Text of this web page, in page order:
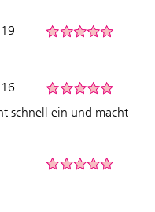
schnell ein und macht